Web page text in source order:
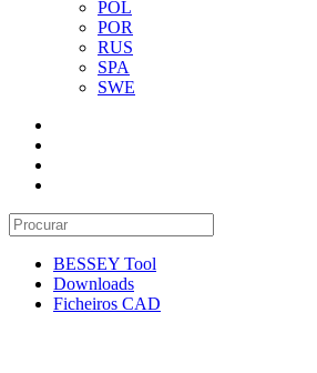
POL
POR
RUS
SPA
SWE
BESSEY Tool
Downloads
Ficheiros CAD